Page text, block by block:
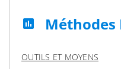
assessment Méthodes
OUTILS ET MOYENS